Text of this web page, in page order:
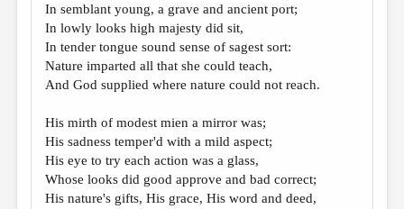
ПУБЛИЦИСТИКА
РЕЦЕНЗИРОВАНИЕ
ЦИКЛЫ ПУБЛИКАЦИЙ
МЕДИА
ВКОНТАКТЕ
In semblant young, a grave and ancient port;
In lowly looks high majesty did sit,
In tender tongue sound sense of sagest sort:
Nature imparted all that she could teach,
And God supplied where nature could not reach.
His mirth of modest mien a mirror was;
His sadness temper'd with a mild aspect;
His eye to try each action was a glass,
Whose looks did good approve and bad correct;
His nature's gifts, His grace, His word and deed,